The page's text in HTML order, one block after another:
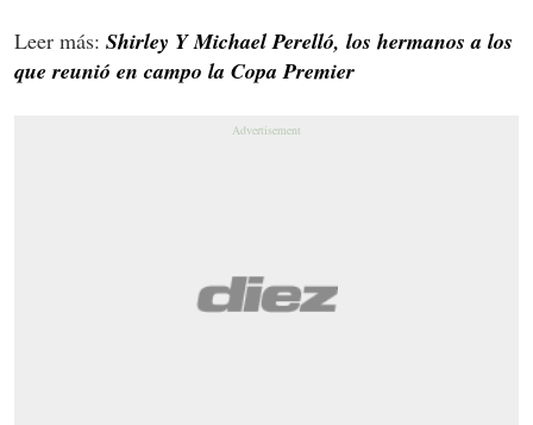
Leer más: Shirley Y Michael Perelló, los hermanos a los
que reunió en campo la Copa Premier